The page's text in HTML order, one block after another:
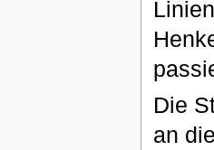
Die
an die